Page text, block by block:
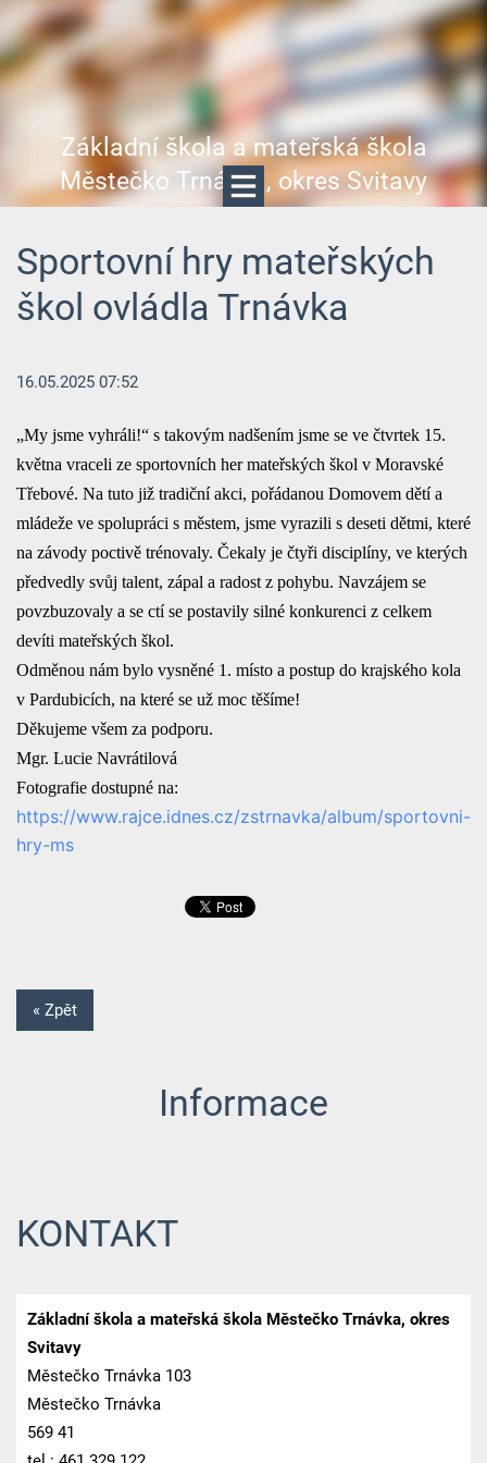
Základní škola a mateřská škola
Městečko Trnávka, okres Svitavy
Sportovní hry mateřských
škol ovládla Trnávka
16.05.2025 07:52
„My jsme vyhráli!“ s takovým nadšením jsme se ve čtvrtek 15.
května vraceli ze sportovních her mateřských škol v Moravské
Třebové. Na tuto již tradiční akci, pořádanou Domovem dětí a
mládeže ve spolupráci s městem, jsme vyrazili s deseti dětmi, které
na závody poctivě trénovaly. Čekaly je čtyři disciplíny, ve kterých
předvedly svůj talent, zápal a radost z pohybu. Navzájem se
povzbuzovaly a se ctí se postavily silné konkurenci z celkem
devíti mateřských škol.
Odměnou nám bylo vysněné 1. místo a postup do krajského kola
v Pardubicích, na které se už moc těšíme!
Děkujeme všem za podporu.
Mgr. Lucie Navrátilová
Fotografie dostupné na:
https://www.rajce.idnes.cz/zstrnavka/album/sportovni-
hry-ms
« Zpět
Informace
KONTAKT
Základní škola a mateřská škola Městečko Trnávka, okres
Svitavy
Městečko Trnávka 103
Městečko Trnávka
569 41